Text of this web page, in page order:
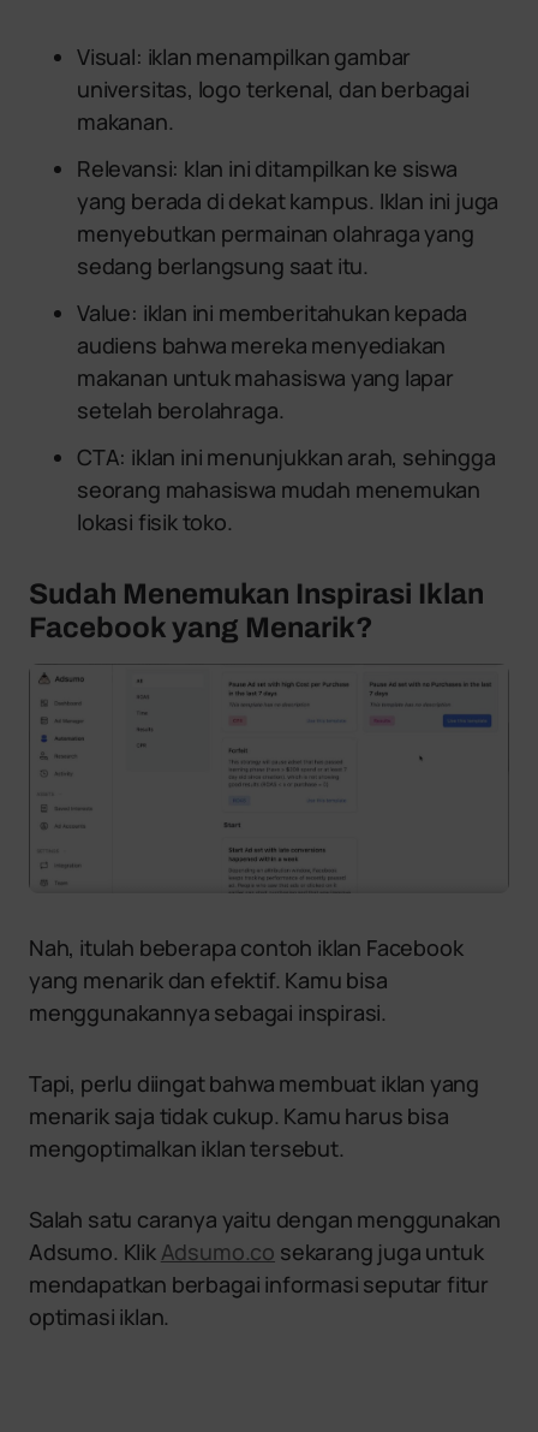
Visual: iklan menampilkan gambar
universitas, logo terkenal, dan berbagai
makanan.
Relevansi: klan ini ditampilkan ke siswa
yang berada di dekat kampus. Iklan ini juga
menyebutkan permainan olahraga yang
sedang berlangsung saat itu.
Value: iklan ini memberitahukan kepada
audiens bahwa mereka menyediakan
makanan untuk mahasiswa yang lapar
setelah berolahraga.
CTA: iklan ini menunjukkan arah, sehingga
seorang mahasiswa mudah menemukan
lokasi fisik toko.
Sudah Menemukan Inspirasi Iklan
Facebook yang Menarik?
Nah, itulah beberapa contoh iklan Facebook
yang menarik dan efektif. Kamu bisa
menggunakannya sebagai inspirasi.
Tapi, perlu diingat bahwa membuat iklan yang
menarik saja tidak cukup. Kamu harus bisa
mengoptimalkan iklan tersebut.
Salah satu caranya yaitu dengan menggunakan
Adsumo. Klik Adsumo.co sekarang juga untuk
mendapatkan berbagai informasi seputar fitur
optimasi iklan.